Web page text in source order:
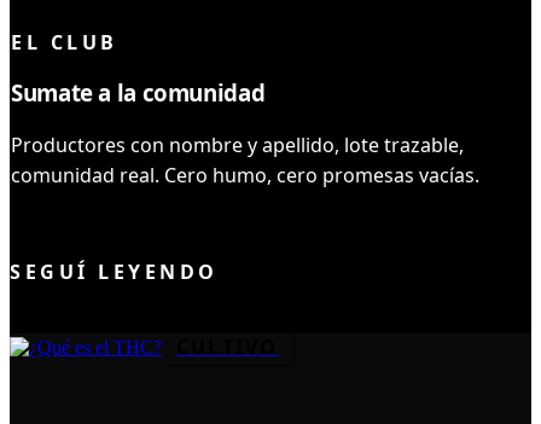
EL CLUB
Sumate a la comunidad
Productores con nombre y apellido, lote trazable,
comunidad real. Cero humo, cero promesas vacías.
SEGUÍ LEYENDO